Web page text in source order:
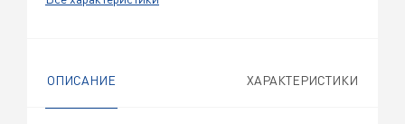
ОПИСАНИЕ ХАРАКТЕРИСТИКИ